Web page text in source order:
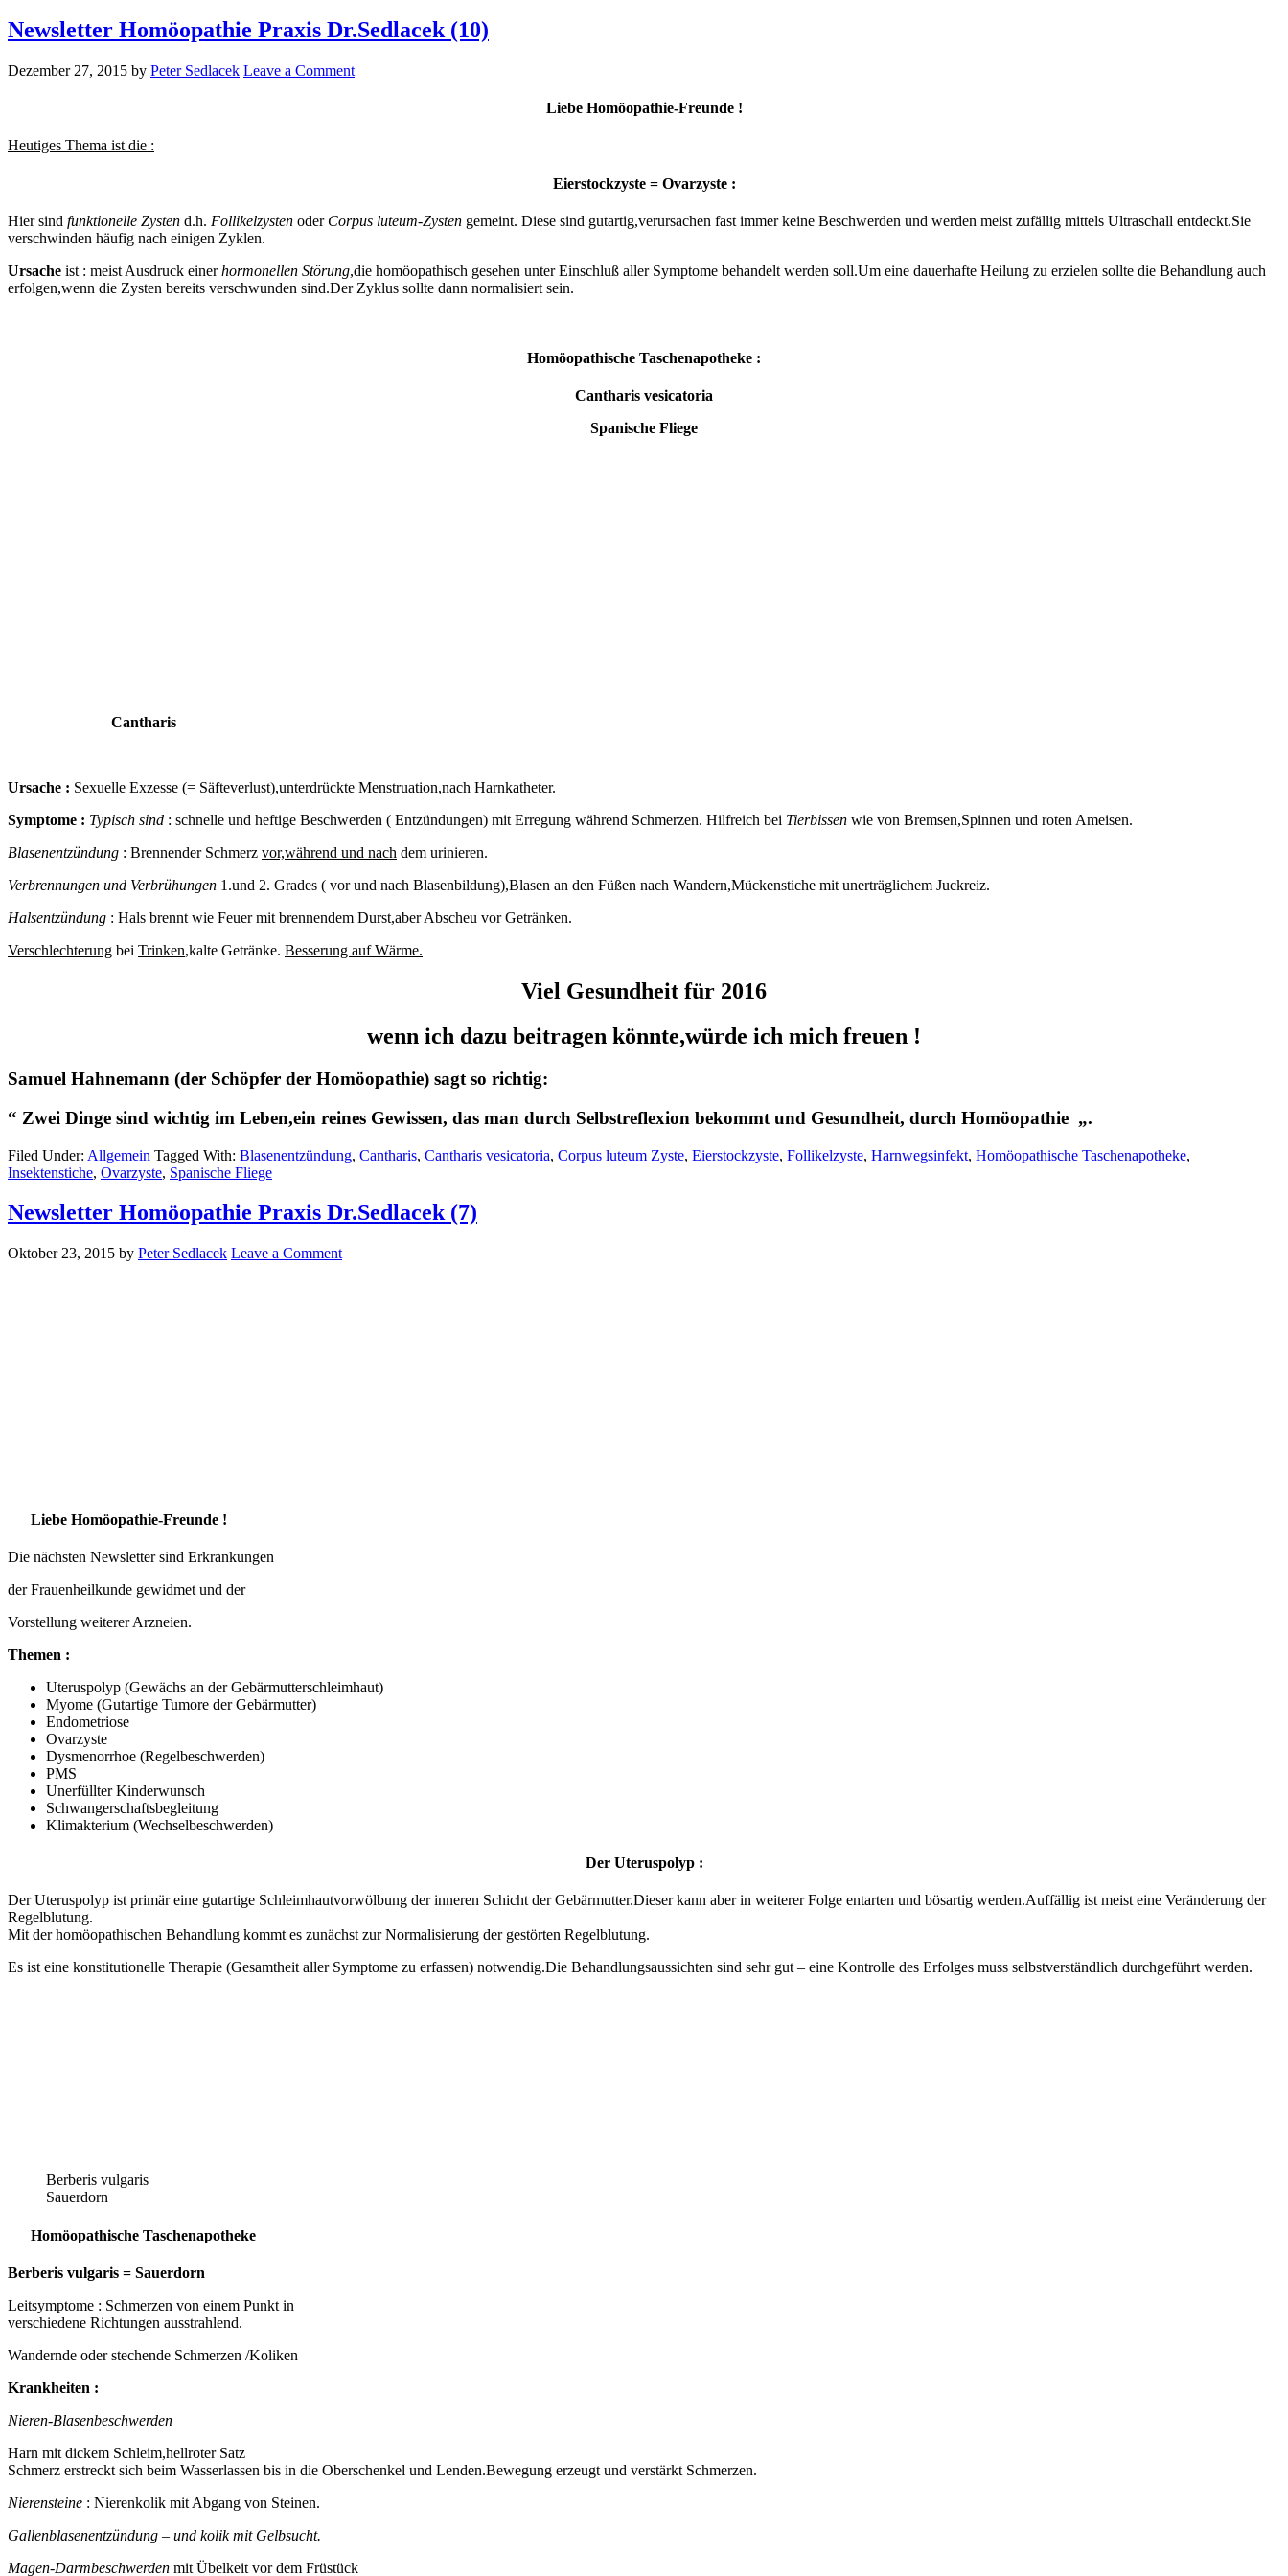
Newsletter Homöopathie Praxis Dr.Sedlacek (10)
Dezember 27, 2015 by Peter Sedlacek Leave a Comment
Liebe Homöopathie-Freunde !
Heutiges Thema ist die :
Eierstockzyste = Ovarzyste :
Hier sind funktionelle Zysten d.h. Follikelzysten oder Corpus luteum-Zysten gemeint. Diese sind gutartig,verursachen fast immer keine Beschwerden und werden meist zufällig mittels Ultraschall entdeckt.Sie
verschwinden häufig nach einigen Zyklen.
Ursache ist : meist Ausdruck einerhormonellen Störung,die homöopathisch gesehen unter Einschluß aller Symptome behandelt werden soll.Um eine dauerhafte Heilung zu erzielen sollte die Behandlung auch
erfolgen,wenn die Zysten bereits verschwunden sind.Der Zyklus sollte dann normalisiert sein.
Homöopathische Taschenapotheke :
Cantharis vesicatoria
Spanische Fliege
Cantharis
Ursache : Sexuelle Exzesse (= Säfteverlust),unterdrückte Menstruation,nach Harnkatheter.
Symptome : Typisch sind : schnelle und heftige Beschwerden ( Entzündungen) mit Erregung während Schmerzen. Hilfreich bei Tierbissen wie von Bremsen,Spinnen und roten Ameisen.
Blasenentzündung : Brennender Schmerz vor,während und nach dem urinieren.
Verbrennungen und Verbrühungen 1.und 2. Grades ( vor und nach Blasenbildung),Blasen an den Füßen nach Wandern,Mückenstiche mit unerträglichem Juckreiz.
Halsentzündung : Hals brennt wie Feuer mit brennendem Durst,aber Abscheu vor Getränken.
Verschlechterung bei Trinken,kalte Getränke. Besserung auf Wärme.
Viel Gesundheit für 2016
wenn ich dazu beitragen könnte,würde ich mich freuen !
Samuel Hahnemann (der Schöpfer der Homöopathie) sagt so richtig:
“ Zwei Dinge sind wichtig im Leben,ein reines Gewissen, das man durch Selbstreflexion bekommt und Gesundheit, durch Homöopathie „.
Filed Under: Allgemein Tagged With: Blasenentzündung, Cantharis, Cantharis vesicatoria, Corpus luteum Zyste, Eierstockzyste, Follikelzyste, Harnwegsinfekt, Homöopathische Taschenapotheke,
Insektenstiche, Ovarzyste, Spanische Fliege
Newsletter Homöopathie Praxis Dr.Sedlacek (7)
Oktober 23, 2015 by Peter Sedlacek Leave a Comment
Liebe Homöopathie-Freunde !
Die nächsten Newsletter sind Erkrankungen
der Frauenheilkunde gewidmet und der
Vorstellung weiterer Arzneien.
Themen :
Uteruspolyp (Gewächs an der Gebärmutterschleimhaut)
Myome (Gutartige Tumore der Gebärmutter)
Endometriose
Ovarzyste
Dysmenorrhoe (Regelbeschwerden)
PMS
Unerfüllter Kinderwunsch
Schwangerschaftsbegleitung
Klimakterium (Wechselbeschwerden)
Der Uteruspolyp :
Der Uteruspolyp ist primär eine gutartige Schleimhautvorwölbung der inneren Schicht der Gebärmutter.Dieser kann aber in weiterer Folge entarten und bösartig werden.Auffällig ist meist eine Veränderung der
Regelblutung.
Mit der homöopathischen Behandlung kommt es zunächst zur Normalisierung der gestörten Regelblutung.
Es ist eine konstitutionelle Therapie (Gesamtheit aller Symptome zu erfassen) notwendig.Die Behandlungsaussichten sind sehr gut – eine Kontrolle des Erfolges muss selbstverständlich durchgeführt werden.
Berberis vulgaris
Sauerdorn
Homöopathische Taschenapotheke
Berberis vulgaris = Sauerdorn
Leitsymptome : Schmerzen von einem Punkt in
verschiedene Richtungen ausstrahlend.
Wandernde oder stechende Schmerzen /Koliken
Krankheiten :
Nieren-Blasenbeschwerden
Harn mit dickem Schleim,hellroter Satz
Schmerz erstreckt sich beim Wasserlassen bis in die Oberschenkel und Lenden.Bewegung erzeugt und verstärkt Schmerzen.
Nierensteine : Nierenkolik mit Abgang von Steinen.
Gallenblasenentzündung – und kolik mit Gelbsucht.
Magen-Darmbeschwerden mit Übelkeit vor dem Früstück